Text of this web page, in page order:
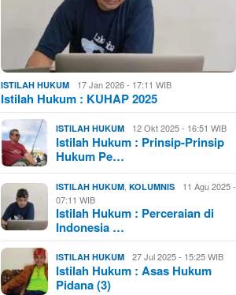
ISTILAH HUKUM 17 Jan 2026 - 17:11 WIB
Istilah Hukum : KUHAP 2025
ISTILAH HUKUM 12 Okt 2025 - 16:51 WIB
Istilah Hukum : Prinsip-Prinsip
Hukum Pe…
ISTILAH HUKUM ,KOLUMNIS
11 Agu 2025 -
07:11 WIB
Istilah Hukum : Perceraian di
Indonesia …
ISTILAH HUKUM 27 Jul 2025 - 15:25 WIB
Istilah Hukum : Asas Hukum
Pidana (3)